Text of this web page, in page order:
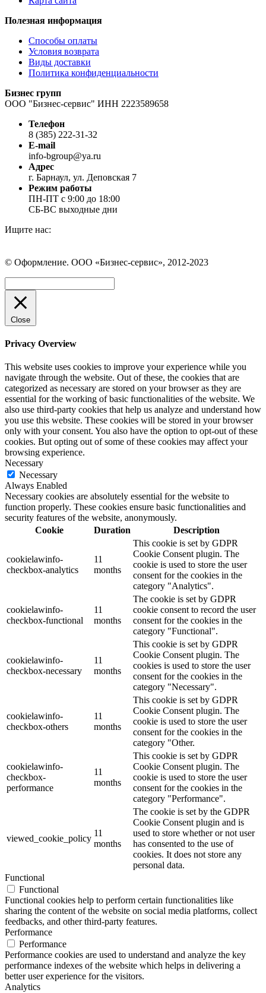
Полезная информация
Способы оплаты
Условия возврата
Виды доставки
Политика конфиденциальности
Бизнес групп
ООО "Бизнес-сервис" ИНН 2223589658
Телефон
8 (385) 222-31-32
E-mail
info-bgroup@ya.ru
Адрес
г. Барнаул, ул. Деповская 7
Режим работы
ПН-ПТ с 9:00 до 18:00
СБ-ВС выходные дни
Ищите нас:
Вконтакте
открывается
в
новом
окне
WhatsApp
открывается
в
новом
окне
Telegram
открывается
в
новом
окне
© Оформление. ООО «Бизнес-сервис», 2012-2023
Close
Privacy Overview
This website uses cookies to improve your experience while you
navigate through the website. Out of these, the cookies that are
categorized as necessary are stored on your browser as they are
essential for the working of basic functionalities of the website. We
also use third-party cookies that help us analyze and understand how
you use this website. These cookies will be stored in your browser
only with your consent. You also have the option to opt-out of these
cookies. But opting out of some of these cookies may affect your
browsing experience.
Necessary
Necessary
Always Enabled
Necessary cookies are absolutely essential for the website to
function properly. These cookies ensure basic functionalities and
security features of the website, anonymously.
Cookie
Duration Description
cookielawinfo-
checkbox-analytics
11
months
This cookie is set by GDPR
Cookie Consent plugin. The
cookie is used to store the user
consent for the cookies in the
category "Analytics".
cookielawinfo-
checkbox-functional
11
months
The cookie is set by GDPR
cookie consent to record the user
consent for the cookies in the
category "Functional".
cookielawinfo-
checkbox-necessary
11
months
This cookie is set by GDPR
Cookie Consent plugin. The
cookies is used to store the user
consent for the cookies in the
category "Necessary".
cookielawinfo-
checkbox-others
11
months
This cookie is set by GDPR
Cookie Consent plugin. The
cookie is used to store the user
consent for the cookies in the
category "Other.
cookielawinfo-
checkbox-
performance
11
months
This cookie is set by GDPR
Cookie Consent plugin. The
cookie is used to store the user
consent for the cookies in the
category "Performance".
viewed_cookie_policy
11
months
The cookie is set by the GDPR
Cookie Consent plugin and is
used to store whether or not user
has consented to the use of
cookies. It does not store any
personal data.
Functional
Functional
Functional cookies help to perform certain functionalities like
sharing the content of the website on social media platforms, collect
feedbacks, and other third-party features.
Performance
Performance
Performance cookies are used to understand and analyze the key
performance indexes of the website which helps in delivering a
better user experience for the visitors.
Analytics